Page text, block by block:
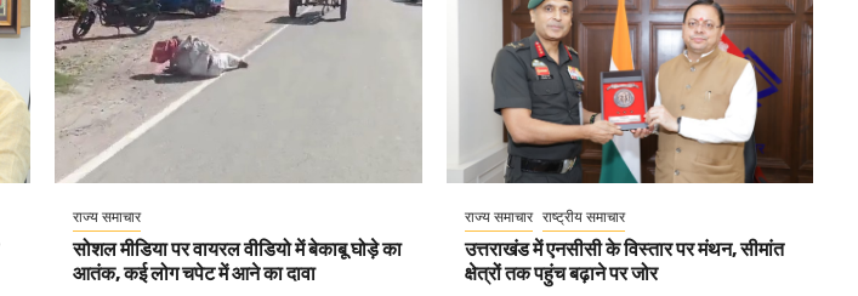
राज्य समाचार
सोशल मीडिया पर वायरल वीडियो में बेकाबू घोड़े का
आतंक, कई लोग चपेट में आने का दावा
राज्य समाचार राष्ट्रीय समाचार
उत्तराखंड में एनसीसी के विस्तार पर मंथन, सीमांत
क्षेत्रों तक पहुंच बढ़ाने पर जोर